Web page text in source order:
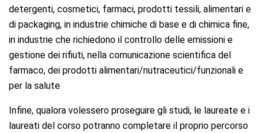
detergenti, cosmetici, farmaci, prodotti tessili, alimentari e
di packaging, in industrie chimiche di base e di chimica fine,
in industrie che richiedono il controllo delle emissioni e
gestione dei rifiuti, nella comunicazione scientifica del
farmaco, dei prodotti alimentari/nutraceutici/funzionali e
per la salute
Infine, qualora volessero proseguire gli studi, le laureate e i
laureati del corso potranno completare il proprio percorso